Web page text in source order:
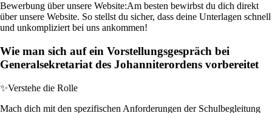
Bewerbung über unsere Website:Am besten bewirbst du dich direkt
über unsere Website. So stellst du sicher, dass deine Unterlagen schnell
und unkompliziert bei uns ankommen!
Wie man sich auf ein Vorstellungsgespräch bei
Generalsekretariat des Johanniterordens vorbereitet
✨Verstehe die Rolle
Mach dich mit den spezifischen Anforderungen der Schulbegleitung